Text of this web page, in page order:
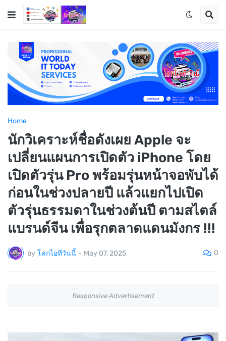
Home
นักวิเคราะห์ชื่อดังเผย Apple จะ
เปลี่ยนแผนการเปิดตัว iPhone โดย
เปิดตัวรุ่น Pro พร้อมรุ่นหน้าจอพับได้
ก่อนในช่วงปลายปี แล้วแยกไปเปิด
ตัวรุ่นธรรมดาในช่วงต้นปี ตามสไตล์
แบรนด์จีน เพื่อรุกตลาดแดนมังกร !!!
by โลกไอทีวันนี้ - May 07, 2025 0
Responsive Advertisement